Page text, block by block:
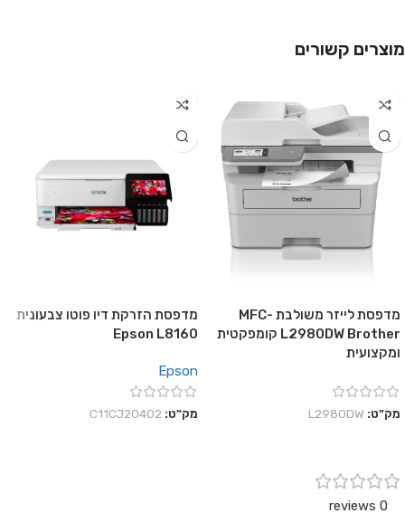
מוצרים קשורים
מדפסת לייזר משולבת MFC-
L2980DW Brother קומפקטית
ומקצועית
מק"ט: L2980DW
מדפסת הזרקת דיו פוטו צבעונית
Epson L8160
Epson
מק"ט: C11CJ20402
0 reviews